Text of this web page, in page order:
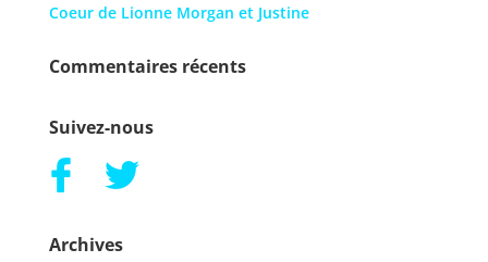
Coeur de Lionne Morgan et Justine
Commentaires récents
Suivez-nous
Archives